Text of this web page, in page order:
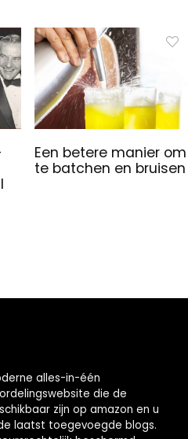
Een betere manier om
te batchen en bruisen
alles-in-één
die de
zijn op amazon en u
laatst toegevoegde blogs.